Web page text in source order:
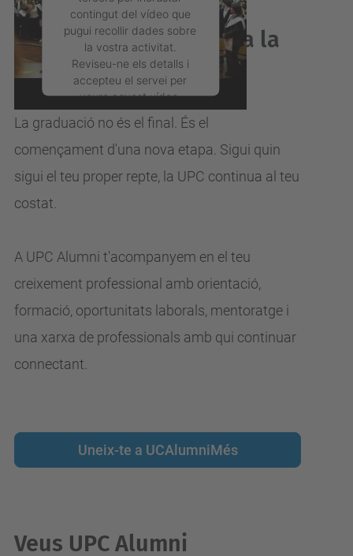
contingut del vídeo que
pugui recollir dades sobre
la vostra activitat.
Reviseu-ne els detalls i
accepteu el servei per
veure aquest vídeo.
Accepta
Acabes de graduar-te a la
UPC?
La graduació no és el final. És el
començament d'una nova etapa. Sigui quin
sigui el teu proper repte, la UPC continua al teu
costat.
A UPC Alumni t'acompanyem en el teu
creixement professional amb orientació,
formació, oportunitats laborals, mentoratge i
una xarxa de professionals amb qui continuar
connectant.
Uneix-te a UCAlumniMés
Veus UPC Alumni